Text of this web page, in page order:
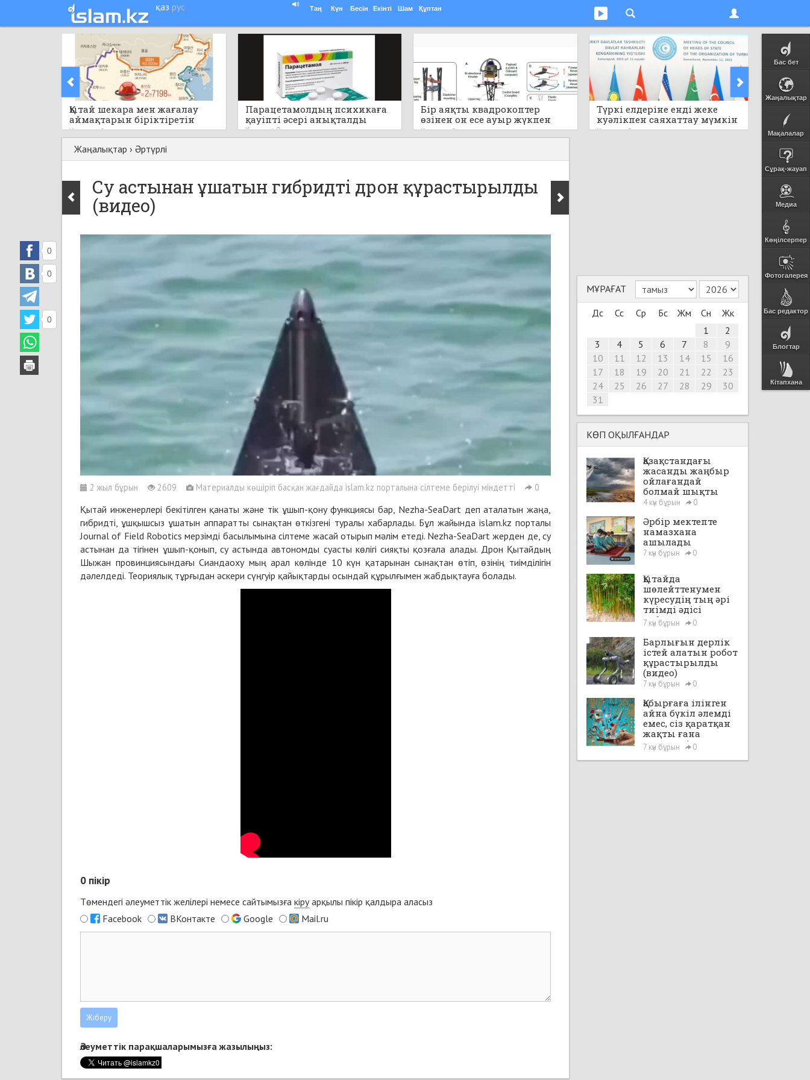
қаз рус Таң Күн Бесін Екінті Шам Құптан
Бас бет
Жаңалықтар
Мақалалар
Сұрақ-жауап
Медиа
Көңілсерпер
Фотогалерея
Бас редактор
Блогтар
Кітапхана
Қытай шекара мен жағалау
аймақтарын біріктіретін
бірегей стратегиялық жобаны
қолға алады
Кеше 0
Парацетамолдың психикаға
қауіпті әсері анықталды
Кеше 0
Бір аяқты квадрокоптер
өзінен он есе ауыр жүкпен
секіре алады (видео)
Кеше 0
Түркі елдеріне енді жеке
куәлікпен саяхаттау мүмкін
болмақ
Кеше 0 Кеше 0
Жаңалықтар › Әртүрлі
Су астынан ұшатын гибридті дрон құрастырылды
(видео)
2 жыл бұрын 2609 Материалды көшіріп басқан жағдайда islam.kz порталына сілтеме берілуі міндетті 0
0
0
0
Қытай инженерлері бекітілген қанаты және тік ұшып-қону функциясы бар, Nezha-SeaDart деп аталатын жаңа,
гибридті, ұшқышсыз ұшатын аппаратты сынақтан өткізгені туралы хабарлады. Бұл жайында islam.kz порталы
Journal of Field Robotics мерзімді басылымына сілтеме жасай отырып мәлім етеді. Nezha-SeaDart жерден де, су
астынан да тігінен ұшып-қонып, су астында автономды суасты көлігі сияқты қозғала алады. Дрон Қытайдың
Шыжан провинциясындағы Сиандаоху мың арал көлінде 10 күн қатарынан сынақтан өтіп, өзінің тиімділігін
дәлелдеді. Теориялық тұрғыдан әскери сүңгуір қайықтарды осындай құрылғымен жабдықтауға болады.
0 пікір
Төмендегі әлеуметтік желілері немесе сайтымызға кіруарқылы пікір қалдыра аласыз
Facebook
ВКонтакте Google Mail.ru
Әлеуметтік парақшаларымызға жазылыңыз:
МҰРАҒАТ
Дс
Сс Ср Бс Жм Сн
Жк
1
2
3
4 5 6 7 8
9
10
11 12 13 14 15
16
17
18 19 20 21 22
23
24
25 26 27 28 29
30
31
КӨП ОҚЫЛҒАНДАР
Қазақстандағы
жасанды жаңбыр
ойлағандай
болмай шықты
4 күн бұрын 0
Әрбір мектепте
намазхана
ашылады
7 күн бұрын 0
Қытайда
шөлейттенумен
күресудің тың әрі
тиімді әдісі
табылды
7 күн бұрын 0
Барлығын дерлік
істей алатын робот
құрастырылды
(видео)
7 күн бұрын 0
Қабырғаға ілінген
айна бүкіл әлемді
емес, сіз қаратқан
жақты ғана
көрсетеді
7 күн бұрын 0